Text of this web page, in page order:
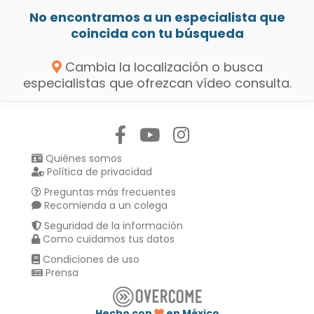
No encontramos a un especialista que
coincida con tu búsqueda
Cambia la localización o busca
especialistas que ofrezcan vídeo consulta.
Quiénes somos
Política de privacidad
Preguntas más frecuentes
Recomienda a un colega
Seguridad de la información
Como cuidamos tus datos
Condiciones de uso
Prensa